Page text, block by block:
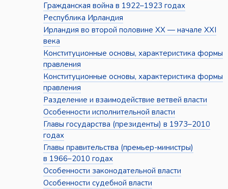
Гражданская война в 1922–1923 годах
Республика Ирландия
Ирландия во второй половине XX — начале XXI
века
Конституционные основы, характеристика формы
правления
Конституционные основы, характеристика формы
правления
Разделение и взаимодействие ветвей власти
Особенности исполнительной власти
Главы государства (президенты) в 1973–2010
годах
Главы правительства (премьер-министры)
в 1966–2010 годах
Особенности законодательной власти
Особенности судебной власти